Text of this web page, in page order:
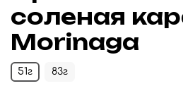
соленая
Morinaga
51г 83г